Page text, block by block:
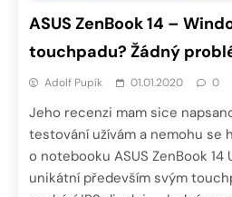
ASUS ZenBook 14 –
touchpadu? Žádný
Adolf Pupík 01.01.2020 0
Jeho recenzi mam sice
testování užívám a nemohu se
o notebooku ASUS ZenBook 14
unikátní především svým